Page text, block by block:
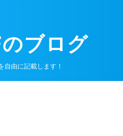
ブログ
自由に記載します！